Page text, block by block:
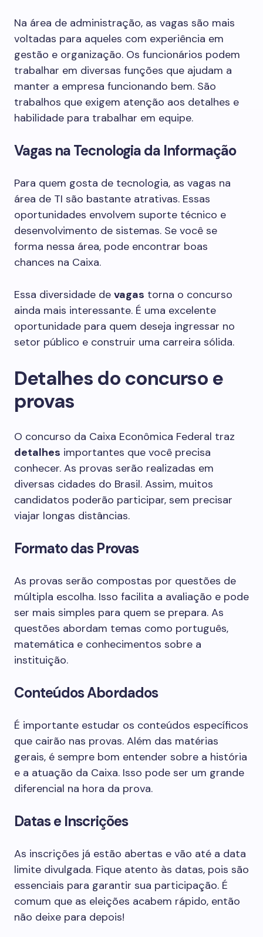
Na área de administração, as vagas são mais
voltadas para aqueles com experiência em
gestão e organização. Os funcionários podem
trabalhar em diversas funções que ajudam a
manter a empresa funcionando bem. São
trabalhos que exigem atenção aos detalhes e
habilidade para trabalhar em equipe.
Vagas na Tecnologia da Informação
Para quem gosta de tecnologia, as vagas na
área de TI são bastante atrativas. Essas
oportunidades envolvem suporte técnico e
desenvolvimento de sistemas. Se você se
forma nessa área, pode encontrar boas
chances na Caixa.
Essa diversidade de vagas torna o concurso
ainda mais interessante. É uma excelente
oportunidade para quem deseja ingressar no
setor público e construir uma carreira sólida.
Detalhes do concurso e
provas
O concurso da Caixa Econômica Federal traz
detalhes importantes que você precisa
conhecer. As provas serão realizadas em
diversas cidades do Brasil. Assim, muitos
candidatos poderão participar, sem precisar
viajar longas distâncias.
Formato das Provas
As provas serão compostas por questões de
múltipla escolha. Isso facilita a avaliação e pode
ser mais simples para quem se prepara. As
questões abordam temas como português,
matemática e conhecimentos sobre a
instituição.
Conteúdos Abordados
É importante estudar os conteúdos específicos
que cairão nas provas. Além das matérias
gerais, é sempre bom entender sobre a história
e a atuação da Caixa. Isso pode ser um grande
diferencial na hora da prova.
Datas e Inscrições
As inscrições já estão abertas e vão até a data
limite divulgada. Fique atento às datas, pois são
essenciais para garantir sua participação. É
comum que as eleições acabem rápido, então
não deixe para depois!